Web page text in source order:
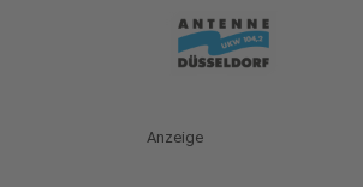
Anzeige